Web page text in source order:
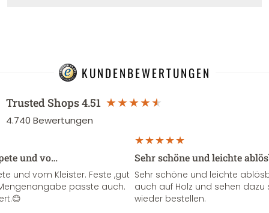
KUNDENBEWERTUNGEN
Trusted Shops4.51
4.740 Bewertungen
und vo…
und vom Kleister. Feste ,gut
passte auch.
Sehr schöne und leichte
Sehr schöne und leichte
auch auf Holz und sehen
wieder bestellen.